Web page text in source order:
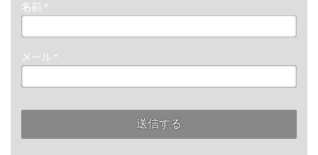
名前 *
メール *